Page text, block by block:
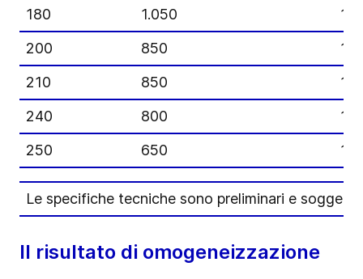
180
1.050
200
850
210
850
240
800
250
650
Le specifiche tecniche sono preliminari e
Il risultato di omogeneizzazione